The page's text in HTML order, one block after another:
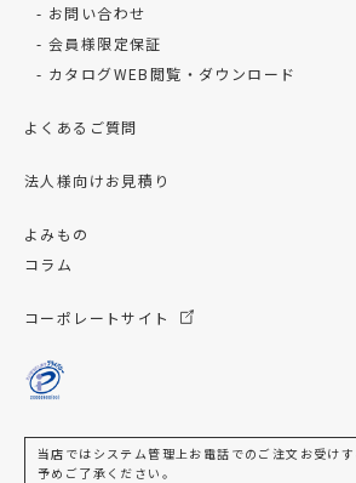
お問い合わせ
会員様限定保証
カタログWEB閲覧・ダウンロード
よくあるご質問
法人様向けお見積り
よみもの
コラム
コーポレートサイト
当店ではシステム管理上お電話でのご注文お受けす
予めご了承ください。